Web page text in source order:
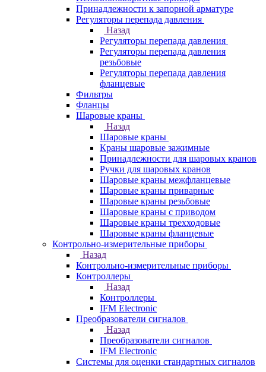
Принадлежности к запорной арматуре
Регуляторы перепада давления
Назад
Регуляторы перепада давления
Регуляторы перепада давления
резьбовые
Регуляторы перепада давления
фланцевые
Фильтры
Фланцы
Шаровые краны
Назад
Шаровые краны
Краны шаровые зажимные
Принадлежности для шаровых кранов
Ручки для шаровых кранов
Шаровые краны межфланцевые
Шаровые краны приварные
Шаровые краны резьбовые
Шаровые краны с приводом
Шаровые краны трехходовые
Шаровые краны фланцевые
Контрольно-измерительные приборы
Назад
Контрольно-измерительные приборы
Контроллеры
Назад
Контроллеры
IFM Electronic
Преобразователи сигналов
Назад
Преобразователи сигналов
IFM Electronic
Системы для оценки стандартных сигналов